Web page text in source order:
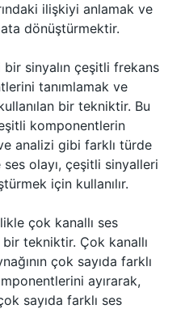
ilişkiyi anlamak ve
dönüştürmektir.
bir sinyalın çeşitli frekans
tanımlamak ve
bir tekniktir. Bu
komponentlerin
analizi gibi farklı türde
olayı, çeşitli sinyalleri
için kullanılır.
çok kanallı ses
tekniktir. Çok kanallı
çok sayıda farklı
ayırarak,
sayıda farklı ses